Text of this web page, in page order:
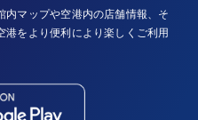
内マップや空港内の店舗情報、そ
港をより便利により楽しくご利用